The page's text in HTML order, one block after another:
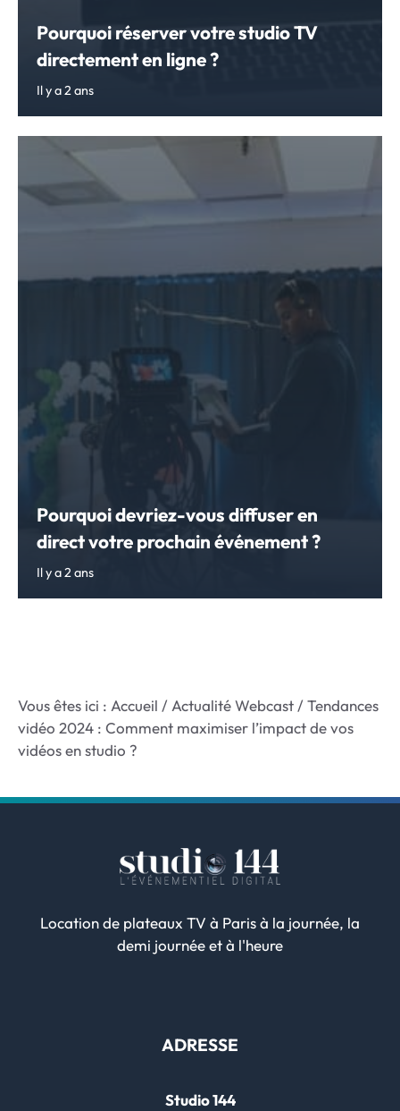
Pourquoi réserver votre studio TV
directement en ligne ?
Il y a 2 ans
Pourquoi devriez-vous diffuser en
direct votre prochain événement ?
Il y a 2 ans
Vous êtes ici : Accueil / Actualité Webcast /Tendances
vidéo 2024 : Comment maximiser l’impact de vos
vidéos en studio ?
Location de plateaux TV à Paris à la journée, la
demi journée et à l'heure
ADRESSE
Studio 144